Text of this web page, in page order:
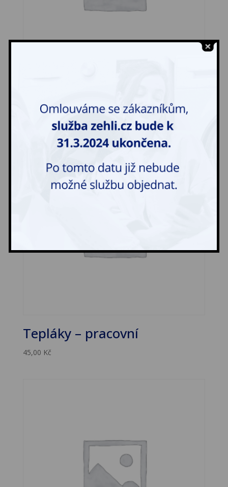
47,00Kč
Tepláky – pracovní
45,00 Kč